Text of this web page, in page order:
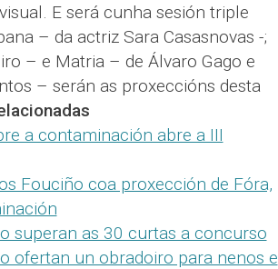
E será cunha sesión triple
– da actriz Sara Casasnovas -;
– e Matria – de Álvaro Gago e
– serán as proxeccións desta
a contaminación abre a III
Fouciño coa proxección de Fóra,
superan as 30 curtas a concurso
ofertan un obradoiro para nenos e